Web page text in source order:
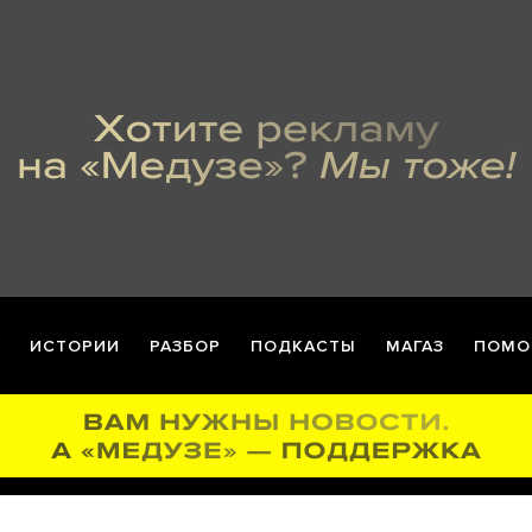
ИСТОРИИ РАЗБОР ПОДКАСТЫ МАГАЗ